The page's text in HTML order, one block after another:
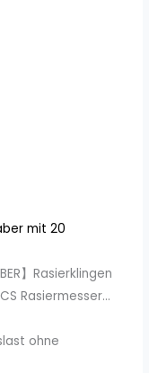
mit 20
】Rasierklingen
Rasiermesser...
ohne